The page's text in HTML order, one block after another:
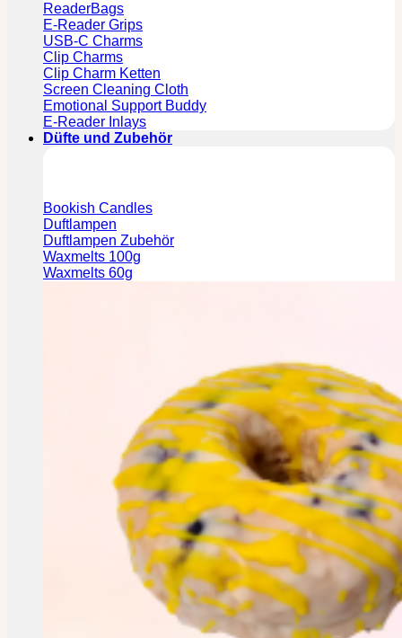
ReaderBags
E-Reader Grips
USB-C Charms
Clip Charms
Clip Charm Ketten
Screen Cleaning Cloth
Emotional Support Buddy
E-Reader Inlays
Düfte und Zubehör
Bookish Candles
Duftlampen
Duftlampen Zubehör
Waxmelts 100g
Waxmelts 60g